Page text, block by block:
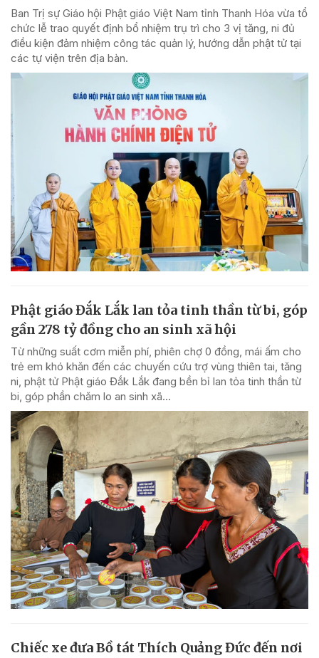
Ban Trị sự Giáo hội Phật giáo Việt Nam tỉnh Thanh Hóa vừa tổ
chức lễ trao quyết định bổ nhiệm trụ trì cho 3 vị tăng, ni đủ
điều kiện đảm nhiệm công tác quản lý, hướng dẫn phật tử tại
các tự viện trên địa bàn.
Phật giáo Đắk Lắk lan tỏa tinh thần từ bi, góp
gần 278 tỷ đồng cho an sinh xã hội
Từ những suất cơm miễn phí, phiên chợ 0 đồng, mái ấm cho
trẻ em khó khăn đến các chuyến cứu trợ vùng thiên tai, tăng
ni, phật tử Phật giáo Đắk Lắk đang bền bỉ lan tỏa tinh thần từ
bi, góp phần chăm lo an sinh xã...
Chiếc xe đưa Bồ tát Thích Quảng Đức đến nơi